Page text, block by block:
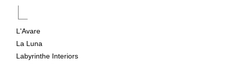
L
L'Avare
La Luna
Labyrinthe Interiors